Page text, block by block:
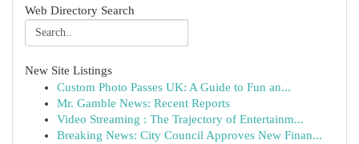
Web Directory Search
New Site Listings
Custom Photo Passes UK: A Guide to Fun an...
Mr. Gamble News: Recent Reports
Video Streaming : The Trajectory of Entertainm...
Breaking News: City Council Approves New Finan...